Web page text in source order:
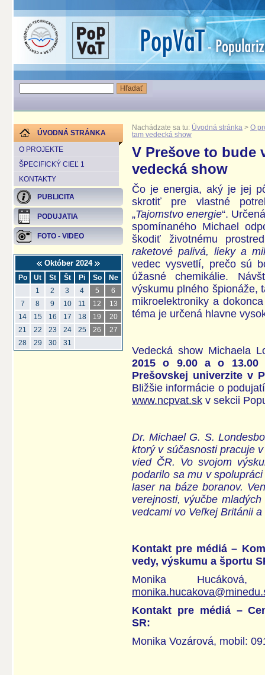
ÚVODNÁ STRÁNKA
O PROJEKTE
ŠPECIFICKÝ CIEĽ 1
KONTAKTY
PUBLICITA
PODUJATIA
FOTO - VIDEO
Október 2024
Po Ut St Št Pi So
Ne
1
2 3 4 5
6
7
8 9 10 11 12
13
14
15 16 17 18 19
20
21
22 23 24 25 26
27
28
29 30 31
Nachádzate sa tu: Úvodná stránka > O
tam vedecká show
V Prešove to bude
vedecká show
Čo je energia, aký je jej
skrotiť pre vlastné
„Tajomstvo energie“.
spomínaného Michael
škodiť životnému
raketové palivá, lieky a
vedec vysvetlí, prečo sú
úžasné chemikálie.
výskumu plného špionáže,
mikroelektroniky a
téma je určená hlavne
Vedecká show Michaela
2015 o 9.00 a o
Prešovskej univerzite v
Bližšie informácie o
www.ncpvat.sk v sekcii
Dr. Michael G. S.
ktorý v súčasnosti pracuje
vied ČR. Vo svojom
podarilo sa mu v
laser na báze boranov.
verejnosti, výučbe
vedcami vo Veľkej Británii
Kontakt pre médiá –
vedy, výskumu a športu
Monika
Kontakt pre médiá –
SR:
Monika Vozárová, mobil: